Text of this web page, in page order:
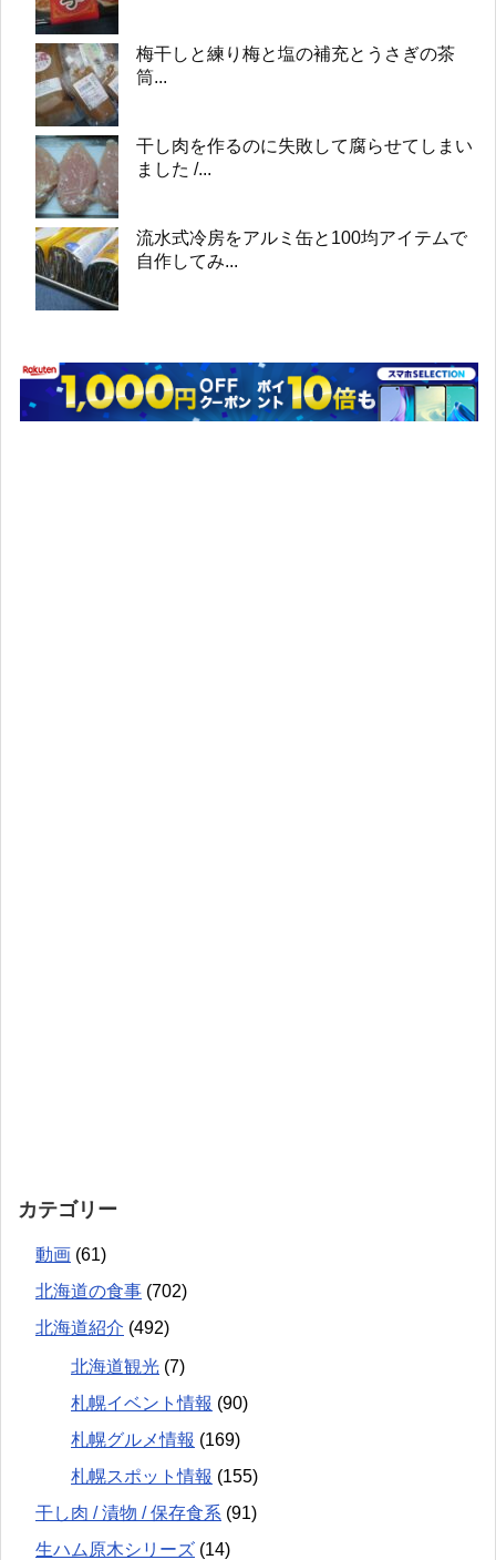
梅干しと練り梅と塩の補充とうさぎの茶
筒...
干し肉を作るのに失敗して腐らせてしまい
ました /...
流水式冷房をアルミ缶と100均アイテムで
自作してみ...
カテゴリー
動画 (61)
北海道の食事 (702)
北海道紹介 (492)
北海道観光 (7)
札幌イベント情報 (90)
札幌グルメ情報 (169)
札幌スポット情報 (155)
干し肉 / 漬物 / 保存食系 (91)
生ハム原木シリーズ (14)